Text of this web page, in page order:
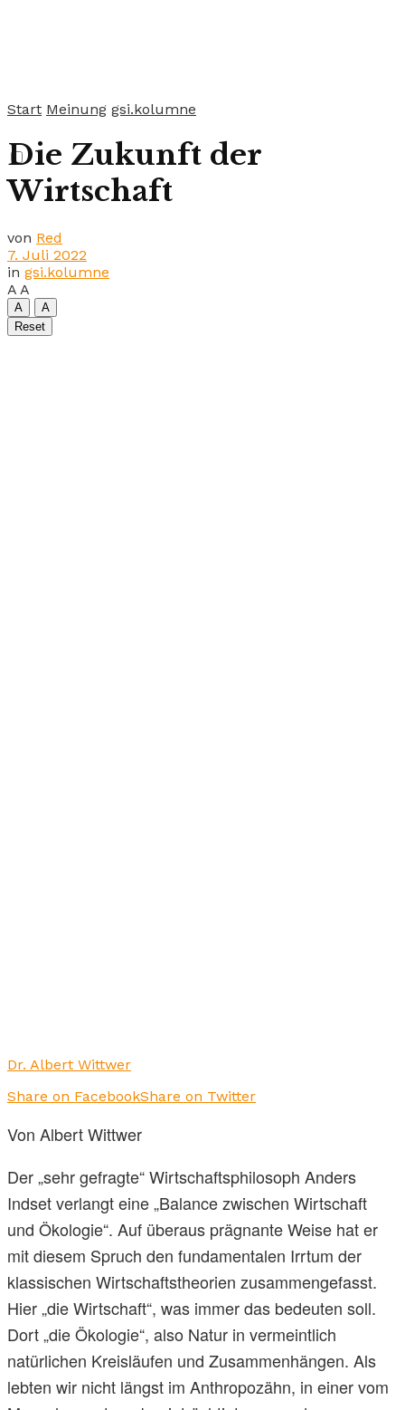
Start Meinung gsi.kolumne
Die Zukunft der
Wirtschaft
von Red
7. Juli 2022
in gsi.kolumne
A A
A
A
Reset
Dr. Albert Wittwer
Share on FacebookShare on Twitter
Von Albert Wittwer
Der „sehr gefragte“ Wirtschaftsphilosoph Anders
Indset verlangt eine „Balance zwischen Wirtschaft
und Ökologie“. Auf überaus prägnante Weise hat er
mit diesem Spruch den fundamentalen Irrtum der
klassischen Wirtschaftstheorien zusammengefasst.
Hier „die Wirtschaft“, was immer das bedeuten soll.
Dort „die Ökologie“, also Natur in vermeintlich
natürlichen Kreisläufen und Zusammenhängen. Als
lebten wir nicht längst im Anthropozähn, in einer vom